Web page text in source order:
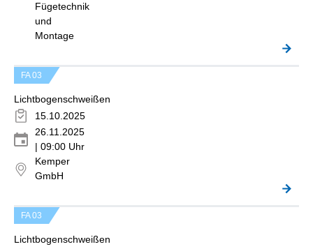
Fügetechnik
und
Montage
FA 03
Lichtbogenschweißen
15.10.2025
26.11.2025
| 09:00 Uhr
Kemper
GmbH
FA 03
Lichtbogenschweißen